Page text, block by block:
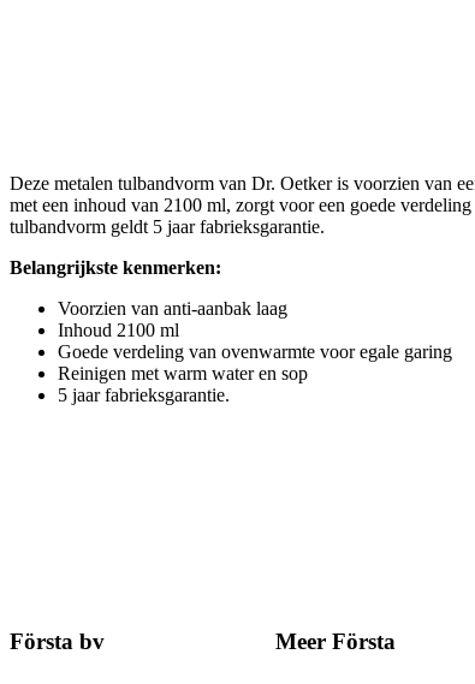
Deze metalen tulbandvorm van Dr. Oetker is voorzien van
met een inhoud van 2100 ml, zorgt voor een goede
tulbandvorm geldt 5 jaar fabrieksgarantie.
Belangrijkste kenmerken:
Voorzien van anti-aanbak laag
Inhoud 2100 ml
Goede verdeling van ovenwarmte voor egale garing
Reinigen met warm water en sop
5 jaar fabrieksgarantie.
Första bv Meer Första